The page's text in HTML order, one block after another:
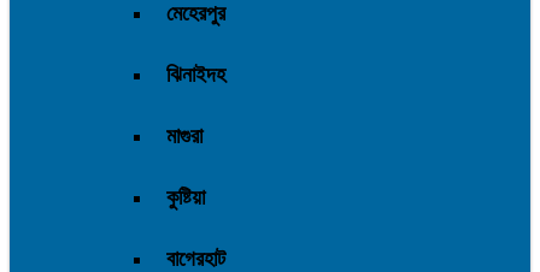
মেহেরপুর
ঝিনাইদহ
মাগুরা
কুষ্টিয়া
বাগেরহাট